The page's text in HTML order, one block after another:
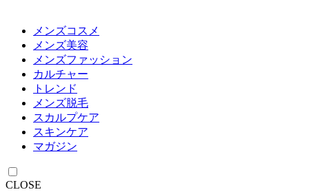
メンズコスメ
メンズ美容
メンズファッション
カルチャー
トレンド
メンズ脱毛
スカルプケア
スキンケア
マガジン
CLOSE